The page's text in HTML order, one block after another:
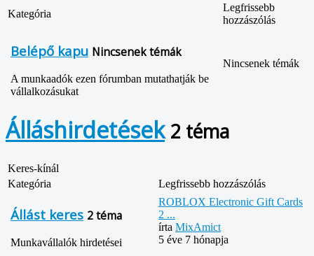
Kategória
Legfrissebb
hozzászólás
Belépő kapu Nincsenek témák
A munkaadók ezen fórumban mutathatják be
vállalkozásukat
Nincsenek témák
Álláshirdetések 2 téma
Keres-kínál
Kategória
Legfrissebb hozzászólás
Állást keres 2 téma
Munkavállalók hirdetései
ROBLOX Electronic Gift Cards
2 ...
írta MixAmict
5 éve 7 hónapja